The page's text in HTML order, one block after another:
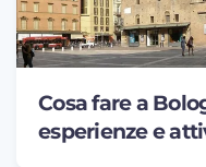
Cosa fare a
esperienze e